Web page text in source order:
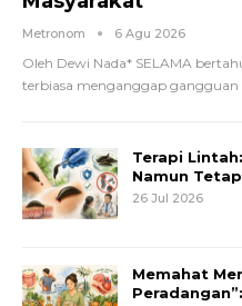
Metronom 6 Agu 2026
Oleh Dewi Nada* SELAMA
terbiasa menganggap gangguan
Terapi
Namun
26 Jul 2026
Memahat